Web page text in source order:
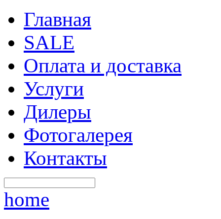
Главная
SALE
Оплата и доставка
Услуги
Дилеры
Фотогалерея
Контакты
home